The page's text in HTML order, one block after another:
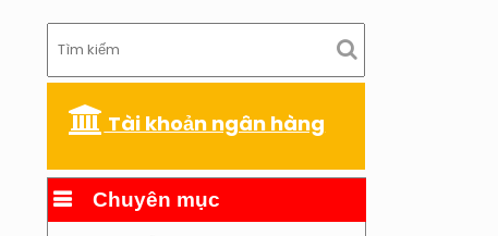
Tài khoản ngân hàng
Chuyên mục